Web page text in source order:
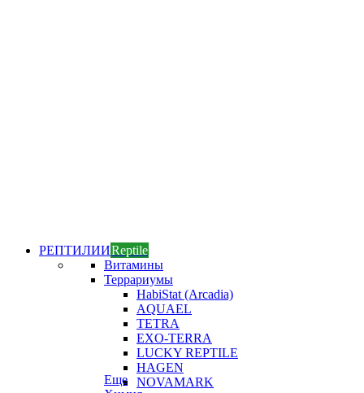
РЕПТИЛИИReptile
Витамины
Террариумы
HabiStat (Arcadia)
AQUAEL
TETRA
EXO-TERRA
LUCKY REPTILE
HAGEN
NOVAMARK
Еще